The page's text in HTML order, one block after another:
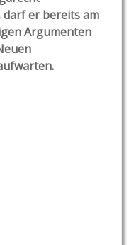
darf er bereits am
Argumenten